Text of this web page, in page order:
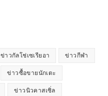
ข่าวกัลโช่เซเรียอา ข่าวกีฬา
ข่าวซื้อขายนักเตะ
ข่าวนิวคาสเซิ่ล